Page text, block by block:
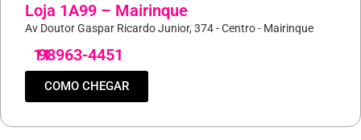
Loja 1A99 – Mairinque
Av Doutor Gaspar Ricardo Junior, 374 - Centro - Mairinque
11
98963-4451
COMO CHEGAR